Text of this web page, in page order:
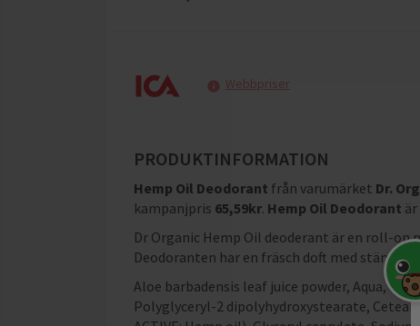
Webbpriser
PRODUKTINFORMATION
Hemp Oil Deodorant från varumärket Dr.
kampanjpris 65,59kr. Hemp Oil Deodorant
Dr Organic Hemp Oil deoderant är en roll-on
Deodoranten har en fräsch doft med stänk av
Aloe barbadensis leaf juice powder, Aqua,
Polyglyceryl-2 dipolyhydroxystearate, Cetearyl